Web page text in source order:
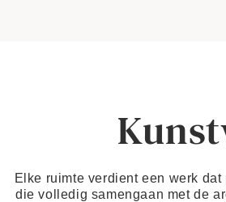
Elke ruimte verdient een werk
die volledig samengaan met de